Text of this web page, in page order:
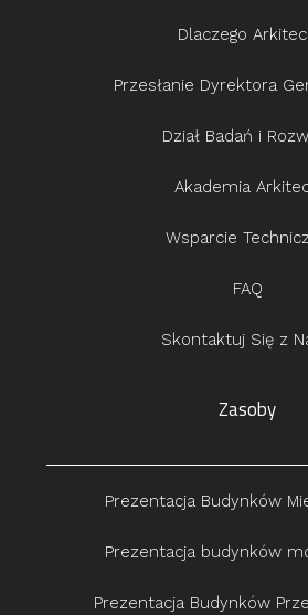
Dlaczego
Przesłanie Dyrektora
Dział Badań i
Akademia
Wsparcie
FAQ
Skontaktuj Się z
Zasoby
Prezentacja Budynków
Prezentacja budynków
Prezentacja Budynków